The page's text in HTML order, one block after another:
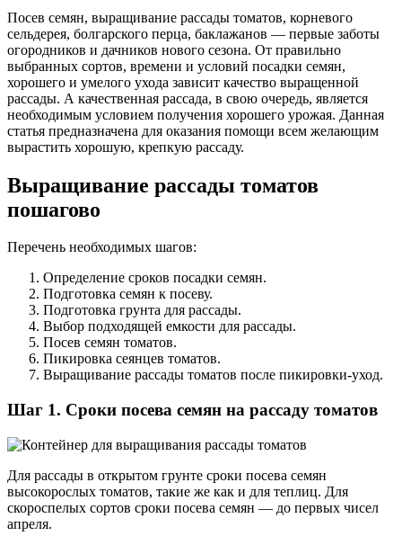
Посев семян, выращивание рассады томатов, корневого
сельдерея, болгарского перца, баклажанов — первые заботы
огородников и дачников нового сезона. От правильно
выбранных сортов, времени и условий посадки семян,
хорошего и умелого ухода зависит качество выращенной
рассады. А качественная рассада, в свою очередь, является
необходимым условием получения хорошего урожая. Данная
статья предназначена для оказания помощи всем желающим
вырастить хорошую, крепкую рассаду.
Выращивание рассады томатов
пошагово
Перечень необходимых шагов:
Определение сроков посадки семян.
Подготовка семян к посеву.
Подготовка грунта для рассады.
Выбор подходящей емкости для рассады.
Посев семян томатов.
Пикировка сеянцев томатов.
Выращивание рассады томатов после пикировки-уход.
Шаг 1. Сроки посева семян на рассаду томатов
Для рассады в открытом грунте сроки посева семян
высокорослых томатов, такие же как и для теплиц. Для
скороспелых сортов сроки посева семян — до первых чисел
апреля.